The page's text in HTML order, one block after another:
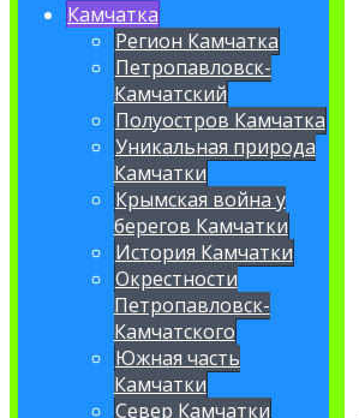
Камчатка
Регион Камчатка
Петропавловск-
Камчатский
Полуостров Камчатка
Уникальная природа
Камчатки
Крымская война у
берегов Камчатки
История Камчатки
Окрестности
Петропавловск-
Камчатского
Южная часть
Камчатки
Север Камчатки